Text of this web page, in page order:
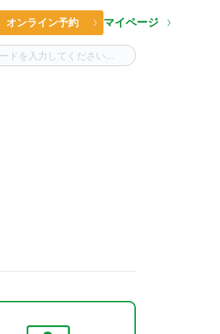
オンライン予約 マイページ